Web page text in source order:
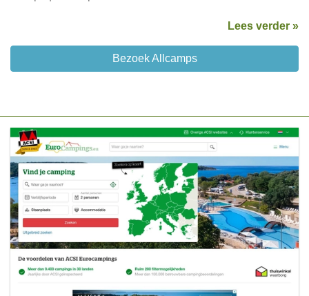
Lees verder »
Bezoek Allcamps